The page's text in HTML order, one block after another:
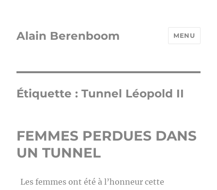
Alain Berenboom MENU
Étiquette :Tunnel Léopold II
FEMMES PERDUES DANS
UN TUNNEL
Les femmes ont été à l’honneur cette